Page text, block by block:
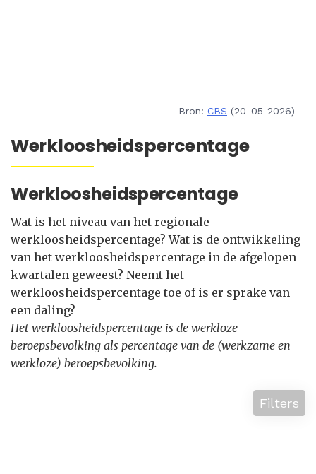
Bron: CBS (20-05-2026)
Werkloosheidspercentage
Werkloosheidspercentage
Wat is het niveau van het regionale
werkloosheidspercentage? Wat is de ontwikkeling
van het werkloosheidspercentage in de afgelopen
kwartalen geweest? Neemt het
werkloosheidspercentage toe of is er sprake van
een daling?
Het werkloosheidspercentage is de werkloze
beroepsbevolking als percentage van de (werkzame en
werkloze) beroepsbevolking.
Filters